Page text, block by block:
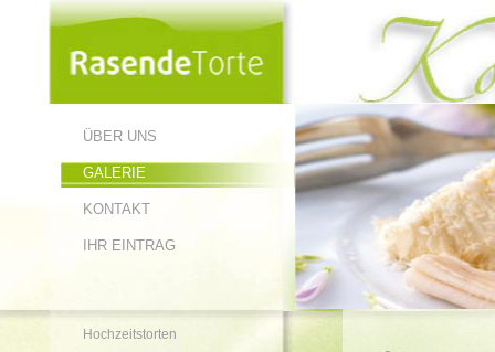
ÜBER UNS
GALERIE
KONTAKT
IHR EINTRAG
Hochzeitstorten